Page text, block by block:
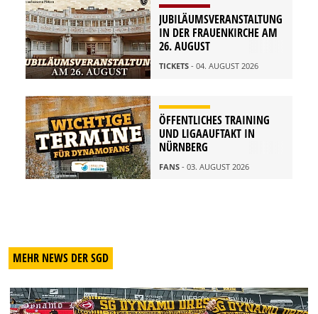
JUBILÄUMSVERANSTALTUNG
IN DER FRAUENKIRCHE AM
26. AUGUST
TICKETS - 04. AUGUST 2026
ÖFFENTLICHES TRAINING
UND LIGAAUFTAKT IN
NÜRNBERG
FANS - 03. AUGUST 2026
MEHR NEWS DER SGD